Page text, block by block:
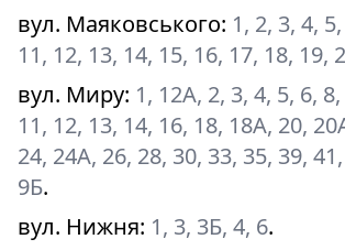
вул. Маяковського: 1, 2, 3, 4,
11, 12, 13, 14, 15, 16, 17, 18, 19,
вул. Миру: 1, 12А, 2, 3, 4, 5, 6,
11, 12, 13, 14, 16, 18, 18А, 20,
24, 24А, 26, 28, 30, 33, 35, 39,
9Б.
вул. Нижня: 1, 3, 3Б, 4, 6.